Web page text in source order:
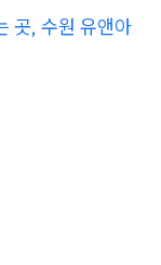
곳, 수원 유앤아